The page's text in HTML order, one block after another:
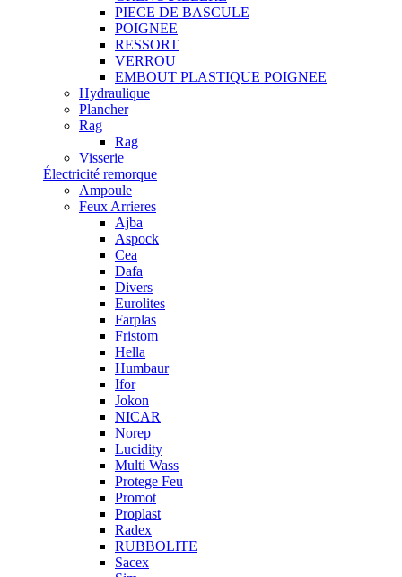
PIECE DE BASCULE
POIGNEE
RESSORT
VERROU
EMBOUT PLASTIQUE POIGNEE
Hydraulique
Plancher
Rag
Rag
Visserie
Électricité remorque
Ampoule
Feux Arrieres
Ajba
Aspock
Cea
Dafa
Divers
Eurolites
Farplas
Fristom
Hella
Humbaur
Ifor
Jokon
NICAR
Norep
Lucidity
Multi Wass
Protege Feu
Promot
Proplast
Radex
RUBBOLITE
Sacex